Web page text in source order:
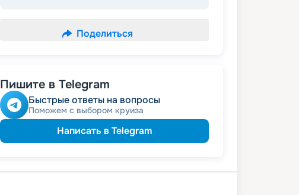
Поделиться
Пишите в Telegram
Быстрые ответы на вопросы
Поможем с выбором круиза
Написать в Telegram